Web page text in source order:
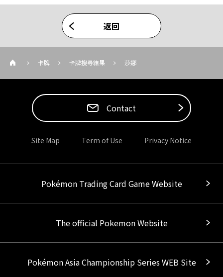
返回
卡牌 卡牌搜尋結果 莎娜
Contact
Site Map Term of Use Privacy Notice
Pokémon Trading Card Game Website
The official Pokemon Website
Pokémon Asia Championship Series WEB Site